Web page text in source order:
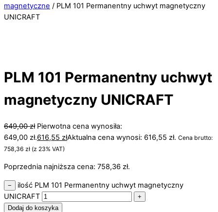
magnetyczne / PLM 101 Permanentny uchwyt magnetyczny
UNICRAFT
PLM 101 Permanentny uchwyt
magnetyczny UNICRAFT
649,00zł Pierwotna cena wynosiła:
649,00 zł.616,55 złAktualna cena wynosi: 616,55 zł. Cena brutto:
758,36 zł (z 23% VAT)
Poprzednia najniższa cena: 758,36 zł.
−
ilość PLM 101 Permanentny uchwyt magnetyczny
UNICRAFT
+
Dodaj do koszyka